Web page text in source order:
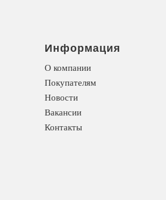
Информация
О компании
Покупателям
Новости
Вакансии
Контакты